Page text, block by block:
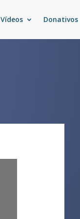
Vídeos Donativos